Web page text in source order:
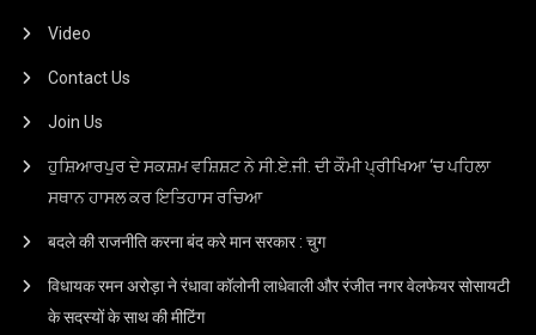
Video
Contact Us
Join Us
ਹੁਸ਼ਿਆਰਪੁਰ ਦੇ ਸਕਸ਼ਮ ਵਸ਼ਿਸ਼ਟ ਨੇ ਸੀ.ਏ.ਜੀ. ਦੀ ਕੌਮੀ ਪ੍ਰੀਖਿਆ ‘ਚ ਪਹਿਲਾ
ਸਥਾਨ ਹਾਸਲ ਕਰ ਇਤਿਹਾਸ ਰਚਿਆ
बदले की राजनीति करना बंद करे मान सरकार : चुग
विधायक रमन अरोड़ा ने रंधावा कॉलोनी लाधेवाली और रंजीत नगर वेलफेयर सोसायटी
के सदस्यों के साथ की मीटिंग